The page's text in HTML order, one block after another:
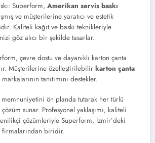
Superform, Amerikan servis baskı
ve müşterilerine yaratıcı ve estetik
Kaliteli kağıt ve baskı teknikleriyle
göz alıcı bir şekilde tasarlar.
çevre dostu ve dayanıklı karton çanta
Müşterilerine özelleştirilebilir karton çanta
tanıtımını destekler.
ön planda tutarak her türlü
sunar. Profesyonel yaklaşımı, kaliteli
çözümleriyle Superform, İzmir’deki
biridir.